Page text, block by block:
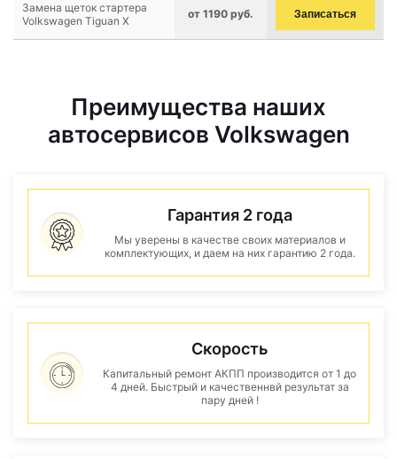
Замена щеток стартера
Volkswagen Tiguan X
от 1190 руб. Записаться
Преимущества наших
автосервисов Volkswagen
Гарантия 2 года
Мы уверены в качестве своих материалов и
комплектующих, и даем на них гарантию 2 года.
Скорость
Капитальный ремонт АКПП производится от 1 до
4 дней. Быстрый и качественнвй результат за
пару дней !